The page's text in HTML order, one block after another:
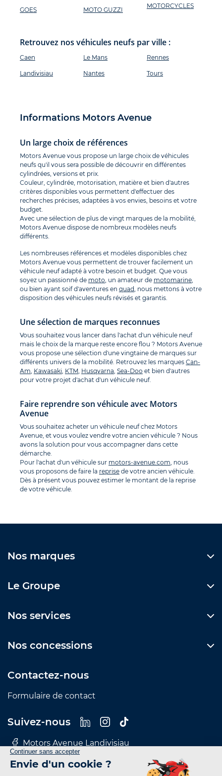
GOES MOTO GUZZI
MOTORCYCLES
Retrouvez nos véhicules neufs par ville :
Caen
Landivisiau
Le Mans
Nantes
Rennes
Tours
Informations Motors Avenue
Un large choix de références
Motors Avenue vous propose un large choix de véhicules
neufs qu'il vous sera possible de découvrir en différentes
cylindrées, versions et prix.
Couleur, cylindrée, motorisation, matière et bien d'autres
critères disponibles vous permettent d'effectuer des
recherches précises, adaptées à vos envies, besoins et votre
budget.
Avec une sélection de plus de vingt marques de la mobilité,
Motors Avenue dispose de nombreux modèles neufs
différents.
Les nombreuses références et modèles disponibles chez
Motors Avenue vous permettent de trouver facilement un
véhicule neuf adapté à votre besoin et budget. Que vous
soyez un passionné de moto, un amateur de motomarine,
ou bien ayant soif d'aventures en quad, nous mettons à votre
disposition des véhicules neufs révisés et garantis.
Une sélection de marques reconnues
Vous souhaitez vous lancer dans l'achat d'un véhicule neuf
mais le choix de la marque reste encore flou ? Motors Avenue
vous propose une sélection d'une vingtaine de marques sur
différents univers de la mobilité. Retrouvez les marques Can-
Am, Kawasaki, KTM, Husqvarna, Sea-Doo et bien d'autres
pour votre projet d'achat d'un véhicule neuf.
Faire reprendre son véhicule avec Motors
Avenue
Vous souhaitez acheter un véhicule neuf chez Motors
Avenue, et vous voulez vendre votre ancien véhicule ? Nous
avons la solution pour vous accompagner dans cette
démarche.
Pour l'achat d'un véhicule sur motors-avenue.com, nous
vous proposons de faire la reprise de votre ancien véhicule.
Dès à présent vous pouvez estimer le montant de la reprise
de votre véhicule.
Nos marques
Le Groupe
Nos services
Nos concessions
Contactez-nous
Formulaire de contact
Suivez-nous
Motors Avenue Landivisiau
Motors Avenue Le Mans